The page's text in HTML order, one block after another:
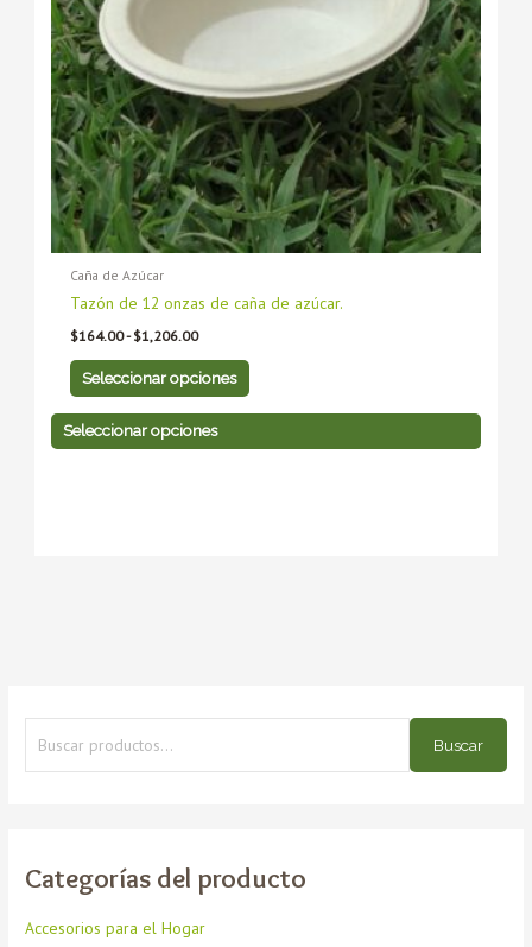
Caña de Azúcar
Tazón de 12 onzas de caña de azúcar.
$164.00- $1,206.00
Seleccionar opciones
elegir
en
la
página
de
producto
Seleccionar opciones
se
pueden
elegir
en
la
página
de
producto
Buscar
Categorías del producto
Accesorios para el Hogar